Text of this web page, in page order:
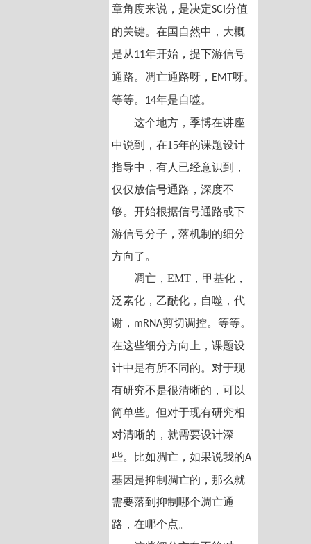
章角度来说，是决定SCI分值
的关键。在国自然中，大概
是从11年开始，提下游信号
通路。凋亡通路呀， EMT 呀。
等等。 14年是自噬。
这个地方，季博在讲座
中说到，在15年的课题设计
指导中，有人已经意识到，
仅仅放信号通路，深度不
够。开始根据信号通路或下
游信号分子，落机制的细分
方向了。
凋亡，EMT，甲基化，
泛素化，乙酰化，自噬，代
谢， mRNA剪切调控。等等。
在这些细分方向上，课题设
计中是有所不同的。对于现
有研究不是很清晰的，可以
简单些。但对于现有研究相
对清晰的，就需要设计深
些。比如凋亡，如果说我的A
基因是抑制凋亡的，那么就
需要落到抑制哪个凋亡通
路，在哪个点。